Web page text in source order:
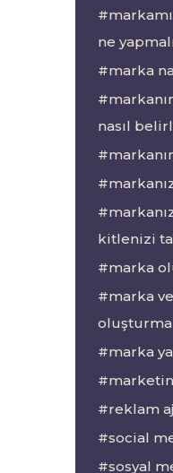
ne
marka
nasıl
kitlenizi
marka
marka
oluşturma
marka
reklam
social
sosyal